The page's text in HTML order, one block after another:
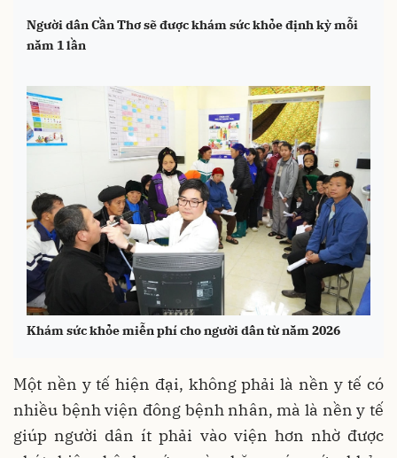
Người dân Cần Thơ sẽ được khám sức khỏe định kỳ mỗi
năm 1 lần
Khám sức khỏe miễn phí cho người dân từ năm 2026
Một nền y tế hiện đại, không phải là nền y tế có
nhiều bệnh viện đông bệnh nhân, mà là nền y tế
giúp người dân ít phải vào viện hơn nhờ được